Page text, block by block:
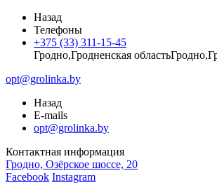
Назад
Телефоны
+375 (33) 311-15-45
Гродно,Гродненская
opt@grolinka.by
Назад
E-mails
opt@grolinka.by
Контактная информация
Гродно, Озёрское шоссе, 20
Facebook Instagram